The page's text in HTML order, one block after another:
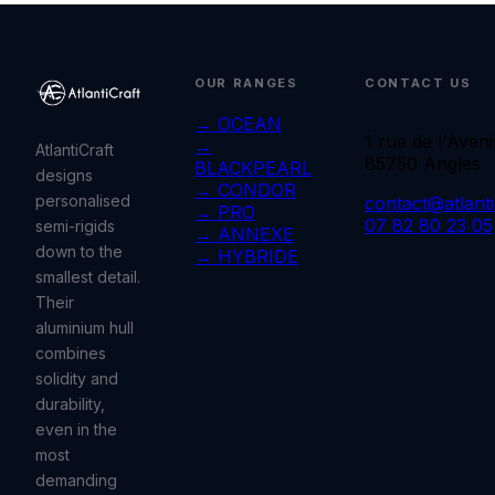
AtlantiCraft
designs
personalised
semi-rigids
down to the
smallest detail.
Their
aluminium hull
combines
solidity and
durability,
even in the
most
demanding
OUR RANGES
→ OCEAN
→
BLACKPEARL
→ CONDOR
→ PRO
→ ANNEXE
→ HYBRIDE
CONTACT US
1 rue de
85750 Angles
07 82 80 23 05